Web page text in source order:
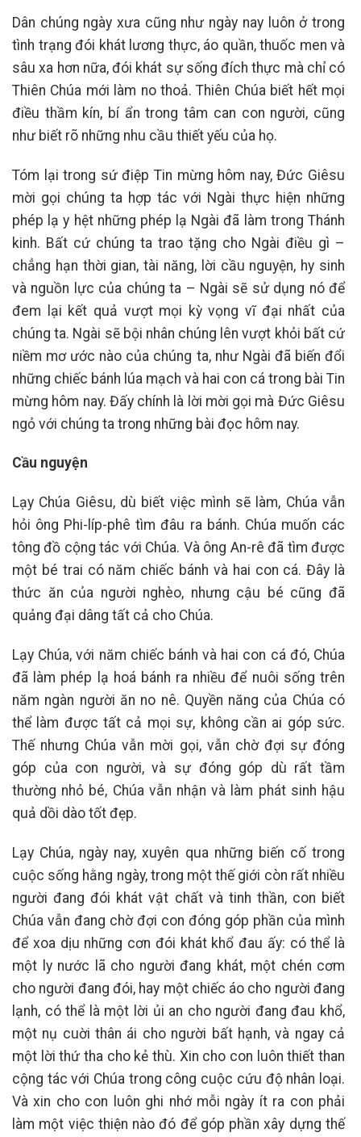
Dân chúng ngày xưa cũng như ngày nay luôn ở trong
tình trạng đói khát lương thực, áo quần, thuốc men và
sâu xa hơn nữa, đói khát sự sống đích thực mà chỉ có
Thiên Chúa mới làm no thoả. Thiên Chúa biết hết mọi
điều thầm kín, bí ẩn trong tâm can con người, cũng
như biết rõ những nhu cầu thiết yếu của họ.
Tóm lại trong sứ điệp Tin mừng hôm nay, Đức Giêsu
mời gọi chúng ta hợp tác với Ngài thực hiện những
phép lạ y hệt những phép lạ Ngài đã làm trong Thánh
kinh. Bất cứ chúng ta trao tặng cho Ngài điều gì –
chẳng hạn thời gian, tài năng, lời cầu nguyện, hy sinh
và nguồn lực của chúng ta – Ngài sẽ sử dụng nó để
đem lại kết quả vượt mọi kỳ vọng vĩ đại nhất của
chúng ta. Ngài sẽ bội nhân chúng lên vượt khỏi bất cứ
niềm mơ ước nào của chúng ta, như Ngài đã biến đổi
những chiếc bánh lúa mạch và hai con cá trong bài Tin
mừng hôm nay. Đấy chính là lời mời gọi mà Đức Giêsu
ngỏ với chúng ta trong những bài đọc hôm nay.
Cầu nguyện
Lạy Chúa Giêsu, dù biết việc mình sẽ làm, Chúa vẫn
hỏi ông Phi-líp-phê tìm đâu ra bánh. Chúa muốn các
tông đồ cộng tác với Chúa. Và ông An-rê đã tìm được
một bé trai có năm chiếc bánh và hai con cá. Đây là
thức ăn của người nghèo, nhưng cậu bé cũng đã
quảng đại dâng tất cả cho Chúa.
Lạy Chúa, với năm chiếc bánh và hai con cá đó, Chúa
đã làm phép lạ hoá bánh ra nhiều để nuôi sống trên
năm ngàn người ăn no nê. Quyền năng của Chúa có
thể làm được tất cả mọi sự, không cần ai góp sức.
Thế nhưng Chúa vẫn mời gọi, vẫn chờ đợi sự đóng
góp của con người, và sự đóng góp dù rất tầm
thường nhỏ bé, Chúa vẫn nhận và làm phát sinh hậu
quả dồi dào tốt đẹp.
Lạy Chúa, ngày nay, xuyên qua những biến cố trong
cuộc sống hằng ngày, trong một thế giới còn rất nhiều
người đang đói khát vật chất và tinh thần, con biết
Chúa vẫn đang chờ đợi con đóng góp phần của mình
để xoa dịu những cơn đói khát khổ đau ấy: có thể là
một ly nước lã cho người đang khát, một chén cơm
cho người đang đói, hay một chiếc áo cho người đang
lạnh, có thể là một lời ủi an cho người đang đau khổ,
một nụ cuời thân ái cho người bất hạnh, và ngay cả
một lời thứ tha cho kẻ thù. Xin cho con luôn thiết than
cộng tác với Chúa trong công cuộc cứu độ nhân loại.
Và xin cho con luôn ghi nhớ mỗi ngày ít ra con phải
làm một việc thiện nào đó để góp phần xây dựng thế